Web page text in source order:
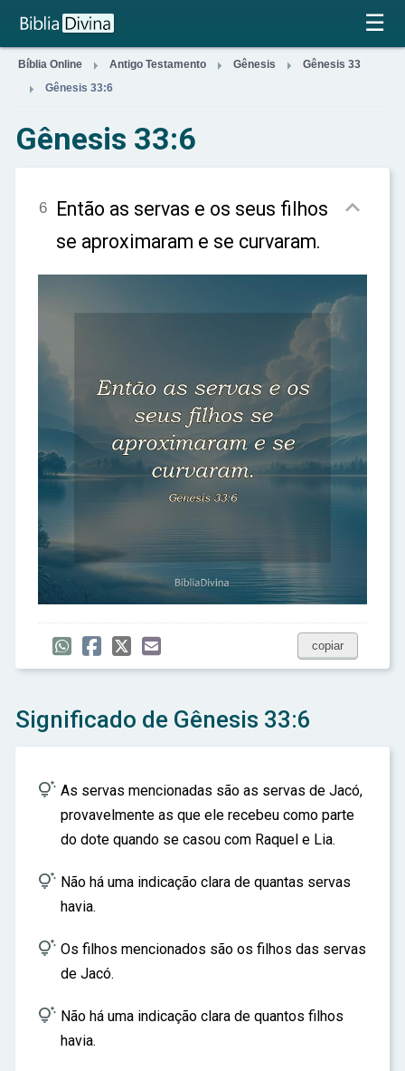
×
☰
Bíblia Online  Antigo Testamento  Gênesis  Gênesis 33
 Gênesis 33:6
Gênesis 33:6
6 Então as servas e os seus filhos
se aproximaram e se curvaram.

copiar
Significado de Gênesis 33:6
 As servas mencionadas são as servas de Jacó,
provavelmente as que ele recebeu como parte
do dote quando se casou com Raquel e Lia.
 Não há uma indicação clara de quantas servas
havia.
 Os filhos mencionados são os filhos das servas
de Jacó.
 Não há uma indicação clara de quantos filhos
havia.